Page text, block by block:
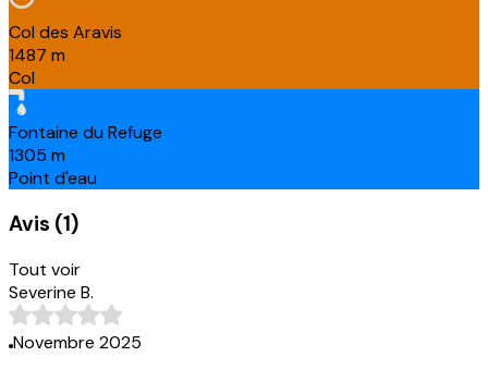
Col des Aravis
1487 m
Col
Fontaine du Refuge
1305 m
Point d'eau
Avis (1)
Tout voir
Severine B.
Novembre 2025